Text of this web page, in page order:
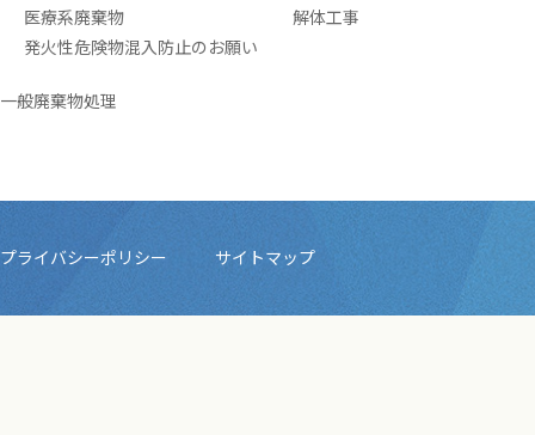
医療系廃棄物
発火性危険物混入防止のお願い
一般廃棄物処理
解体工事
プライバシーポリシー サイトマップ